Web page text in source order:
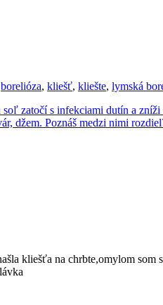
borelióza, kliešť, kliešte, lymská
soľ zatočí s infekciami dutín a zníži
džem. Poznáš medzi nimi
kliešťa na chrbte,omylom